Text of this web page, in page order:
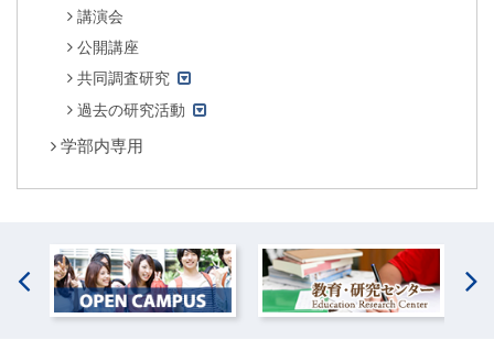
講演会
公開講座
共同調査研究
過去の研究活動
学部内専用